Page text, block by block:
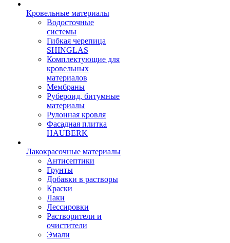
Кровельные материалы
Водосточные
системы
Гибкая черепица
SHINGLAS
Комплектующие для
кровельных
материалов
Мембраны
Рубероид, битумные
материалы
Рулонная кровля
Фасадная плитка
HAUBERK
Лакокрасочные материалы
Антисептики
Грунты
Добавки в растворы
Краски
Лаки
Лессировки
Растворители и
очистители
Эмали